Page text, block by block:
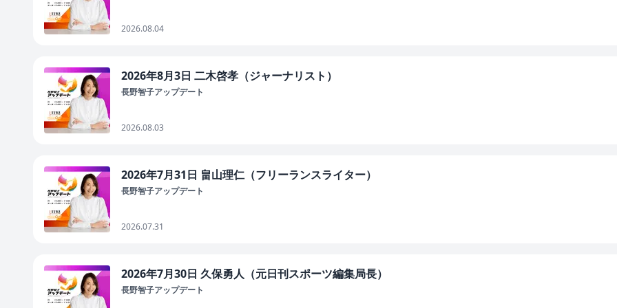
2026.08.04
2026年8月3日 二木啓孝（ジャーナリスト）
長野智子アップデート
2026.08.03
2026年7月31日 畠山理仁（フリーランスライター）
長野智子アップデート
2026.07.31
2026年7月30日 久保勇人（元日刊スポーツ編集局長）
長野智子アップデート